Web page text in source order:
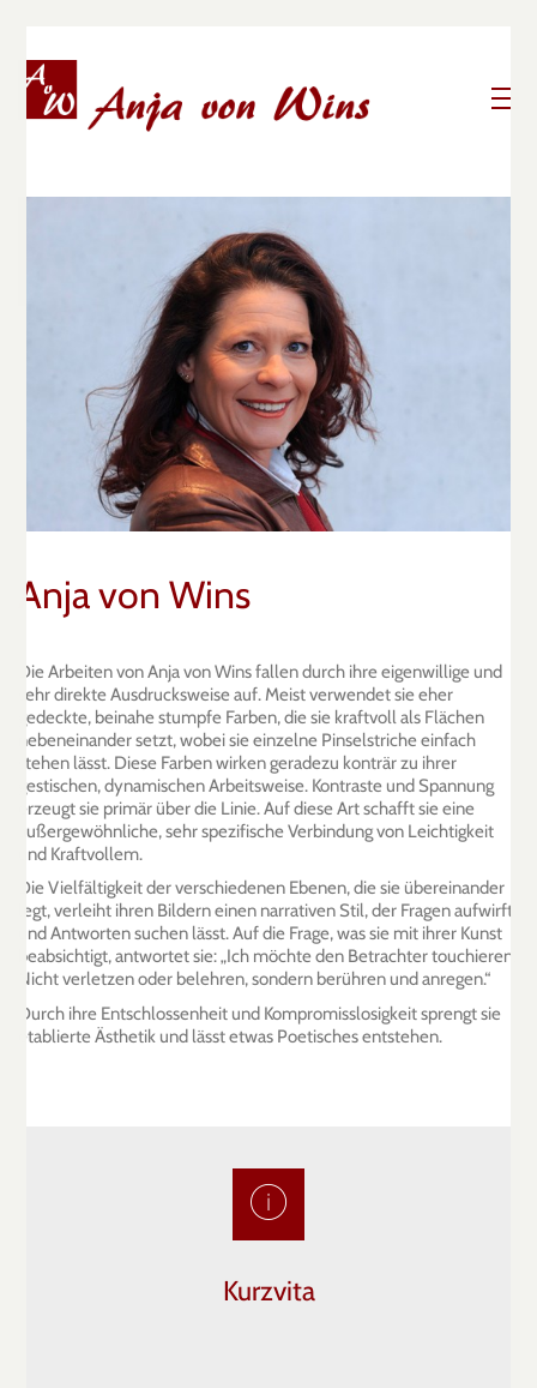
Anja von Wins
Die Arbeiten von Anja von Wins fallen durch ihre eigenwillige und
sehr direkte Ausdrucksweise auf. Meist verwendet sie eher
gedeckte, beinahe stumpfe Farben, die sie kraftvoll als Flächen
nebeneinander setzt, wobei sie einzelne Pinselstriche einfach
stehen lässt. Diese Farben wirken geradezu konträr zu ihrer
gestischen, dynamischen Arbeitsweise. Kontraste und Spannung
erzeugt sie primär über die Linie. Auf diese Art schafft sie eine
außergewöhnliche, sehr spezifische Verbindung von Leichtigkeit
und Kraftvollem.
Die Vielfältigkeit der verschiedenen Ebenen, die sie übereinander
legt, verleiht ihren Bildern einen narrativen Stil, der Fragen aufwirft
und Antworten suchen lässt. Auf die Frage, was sie mit ihrer Kunst
beabsichtigt, antwortet sie: „Ich möchte den Betrachter touchieren.
Nicht verletzen oder belehren, sondern berühren und anregen.“
Durch ihre Entschlossenheit und Kompromisslosigkeit sprengt sie
etablierte Ästhetik und lässt etwas Poetisches entstehen.
Kurzvita